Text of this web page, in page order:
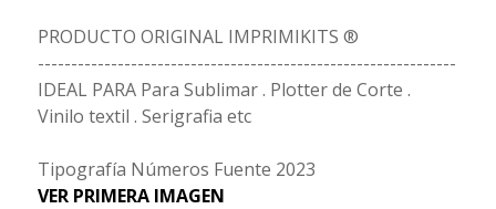
PRODUCTO ORIGINAL IMPRIMIKITS ®
---------------------------------------------------------------
IDEAL PARA Para Sublimar . Plotter de Corte .
Vinilo textil . Serigrafia etc
Tipografía Números Fuente 2023
VER PRIMERA IMAGEN